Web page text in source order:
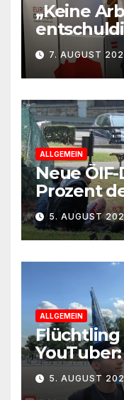
„Keine
Skandal-
7. AUGUST
ALLGEMEIN
Neue
Prozent
5. AUGUST
ALLGEMEIN
Flüchtling
kommen
5. AUGUST